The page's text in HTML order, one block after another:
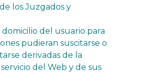
los Juzgados y
del usuario para
pudieran suscitarse o
derivadas de la
del Web y de sus